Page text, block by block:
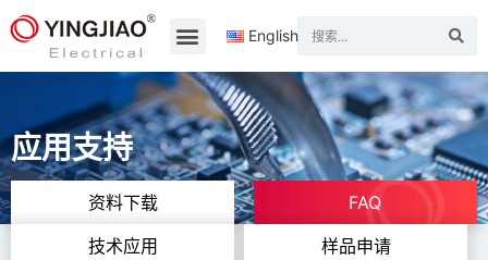
English
应用支持
资料下载
FAQ
技术应用
样品申请